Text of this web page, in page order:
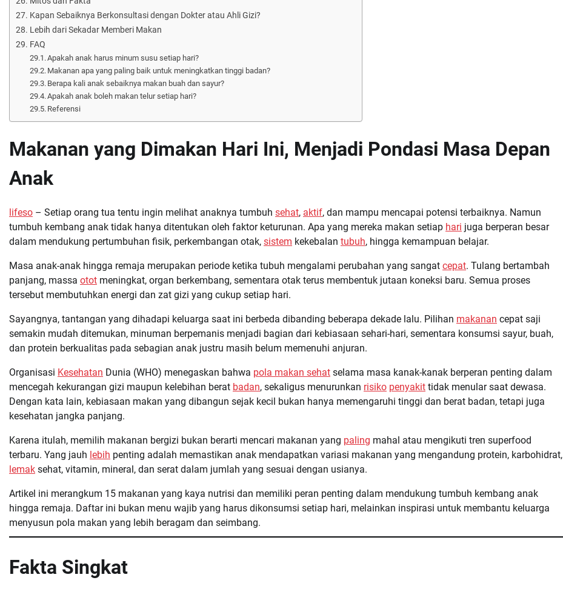
Kapan Sebaiknya Berkonsultasi dengan Dokter atau Ahli Gizi?
Lebih dari Sekadar Memberi Makan
FAQ
Apakah anak harus minum susu setiap hari?
Makanan apa yang paling baik untuk meningkatkan tinggi badan?
Berapa kali anak sebaiknya makan buah dan sayur?
Apakah anak boleh makan telur setiap hari?
Referensi
Makanan yang Dimakan Hari Ini, Menjadi Pondasi Masa Depan
Anak
lifeso – Setiap orang tua tentu ingin melihat anaknya tumbuh sehat, aktif, dan mampu mencapai potensi terbaiknya. Namun
tumbuh kembang anak tidak hanya ditentukan oleh faktor keturunan. Apa yang mereka makan setiap hari juga berperan besar
dalam mendukung pertumbuhan fisik, perkembangan otak, sistem kekebalan tubuh, hingga kemampuan belajar.
Masa anak-anak hingga remaja merupakan periode ketika tubuh mengalami perubahan yang sangat cepat. Tulang bertambah
panjang, massa otot meningkat, organ berkembang, sementara otak terus membentuk jutaan koneksi baru. Semua proses
tersebut membutuhkan energi dan zat gizi yang cukup setiap hari.
Sayangnya, tantangan yang dihadapi keluarga saat ini berbeda dibanding beberapa dekade lalu. Pilihan makanan cepat saji
semakin mudah ditemukan, minuman berpemanis menjadi bagian dari kebiasaan sehari-hari, sementara konsumsi sayur, buah,
dan protein berkualitas pada sebagian anak justru masih belum memenuhi anjuran.
Organisasi Kesehatan Dunia (WHO) menegaskan bahwa pola makan sehat selama masa kanak-kanak berperan penting dalam
mencegah kekurangan gizi maupun kelebihan berat badan, sekaligus menurunkan risiko penyakit tidak menular saat dewasa.
Dengan kata lain, kebiasaan makan yang dibangun sejak kecil bukan hanya memengaruhi tinggi dan berat badan, tetapi juga
kesehatan jangka panjang.
Karena itulah, memilih makanan bergizi bukan berarti mencari makanan yang paling mahal atau mengikuti tren superfood
terbaru. Yang jauh lebih penting adalah memastikan anak mendapatkan variasi makanan yang mengandung protein, karbohidrat,
lemak sehat, vitamin, mineral, dan serat dalam jumlah yang sesuai dengan usianya.
Artikel ini merangkum 15 makanan yang kaya nutrisi dan memiliki peran penting dalam mendukung tumbuh kembang anak
hingga remaja. Daftar ini bukan menu wajib yang harus dikonsumsi setiap hari, melainkan inspirasi untuk membantu keluarga
menyusun pola makan yang lebih beragam dan seimbang.
Fakta Singkat